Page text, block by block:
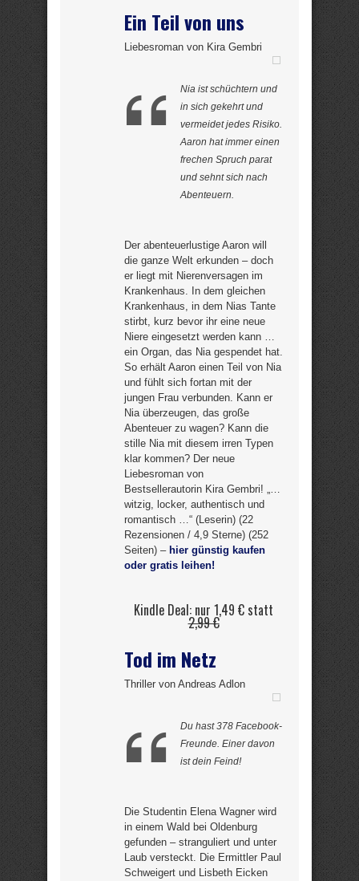
Ein Teil von uns
Liebesroman von Kira Gembri
Nia ist schüchtern und
in sich gekehrt und
vermeidet jedes Risiko.
Aaron hat immer einen
frechen Spruch parat
und sehnt sich nach
Abenteuern.
Der abenteuerlustige Aaron will
die ganze Welt erkunden – doch
er liegt mit Nierenversagen im
Krankenhaus. In dem gleichen
Krankenhaus, in dem Nias Tante
stirbt, kurz bevor ihr eine neue
Niere eingesetzt werden kann …
ein Organ, das Nia gespendet hat.
So erhält Aaron einen Teil von Nia
und fühlt sich fortan mit der
jungen Frau verbunden. Kann er
Nia überzeugen, das große
Abenteuer zu wagen? Kann die
stille Nia mit diesem irren Typen
klar kommen? Der neue
Liebesroman von
Bestsellerautorin Kira Gembri! „…
witzig, locker, authentisch und
romantisch …“ (Leserin) (22
Rezensionen / 4,9 Sterne) (252
Seiten) – hier günstig kaufen
oder gratis leihen!
Kindle Deal: nur 1,49 € statt
2,99 €
Tod im Netz
Thriller von Andreas Adlon
Du hast 378 Facebook-
Freunde. Einer davon
ist dein Feind!
Die Studentin Elena Wagner wird
in einem Wald bei Oldenburg
gefunden – stranguliert und unter
Laub versteckt. Die Ermittler Paul
Schweigert und Lisbeth Eicken